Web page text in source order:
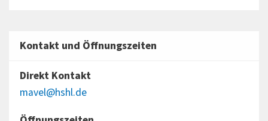
Kontakt und Öffnungszeiten
Direkt Kontakt
mavel@hshl.de